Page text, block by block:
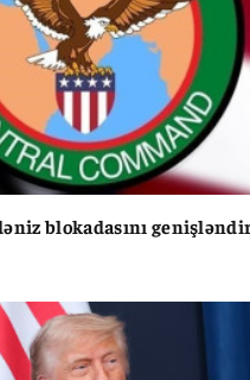
blokadasını